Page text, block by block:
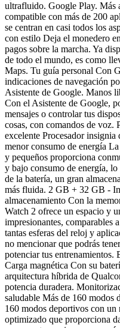
ultrafluido. Google Play. Más
compatible con más de 200
se centran en casi todos los
con estilo Deja el monedero
pagos sobre la marcha. Ya
de todo el mundo, es como
Maps. Tu guía personal Con
indicaciones de navegación
Asistente de Google. Manos
Con el Asistente de Google,
mensajes o controlar tus
cosas, con comandos de voz.
excelente Procesador
menor consumo de energía
y pequeños proporciona
y bajo consumo de energía,
de la batería, un gran
más fluida. 2 GB + 32 GB -
almacenamiento Con la
Watch 2 ofrece un espacio y
impresionantes, comparables
tantas esferas del reloj y
no mencionar que podrás
potenciar tus entrenamientos.
Carga magnética Con su
arquitectura híbrida de
potencia duradera.
saludable Más de 160 modos
160 modos deportivos con
optimizado que proporciona